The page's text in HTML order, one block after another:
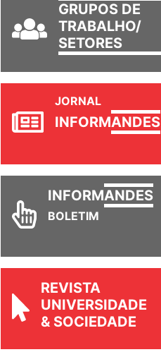
GRUPOS DE
TRABALHO/
SETORES
JORNAL
INFORMANDES
INFORMANDES
BOLETIM
REVISTA
UNIVERSIDADE
& SOCIEDADE